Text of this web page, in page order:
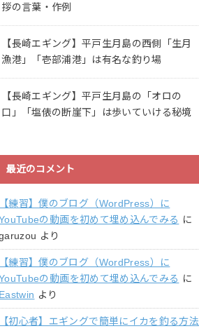
拶の言葉・作例
【長崎エギング】平戸生月島の西側「生月
漁港」「壱部浦港」は有名な釣り場
【長崎エギング】平戸生月島の「オロの
口」「塩俵の断崖下」は歩いていける秘境
最近のコメント
【練習】僕のブログ（WordPress）に
の動画を初めて埋め込んでみる に
より
【練習】僕のブログ（WordPress）に
の動画を初めて埋め込んでみる に
Eastwin より
【初心者】エギングで簡単にイカを釣る方法